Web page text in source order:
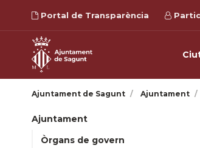
Portal de Transparència
Ajuntament de Sagunt Ajuntament
Ajuntament
Òrgans de govern